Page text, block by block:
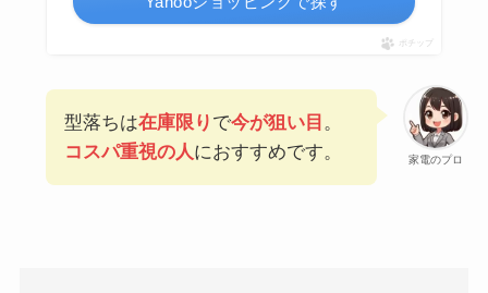
ポチップ
家電のプロ
型落ちは在庫限り で今が狙い目 。
コスパ重視の人におすすめです。